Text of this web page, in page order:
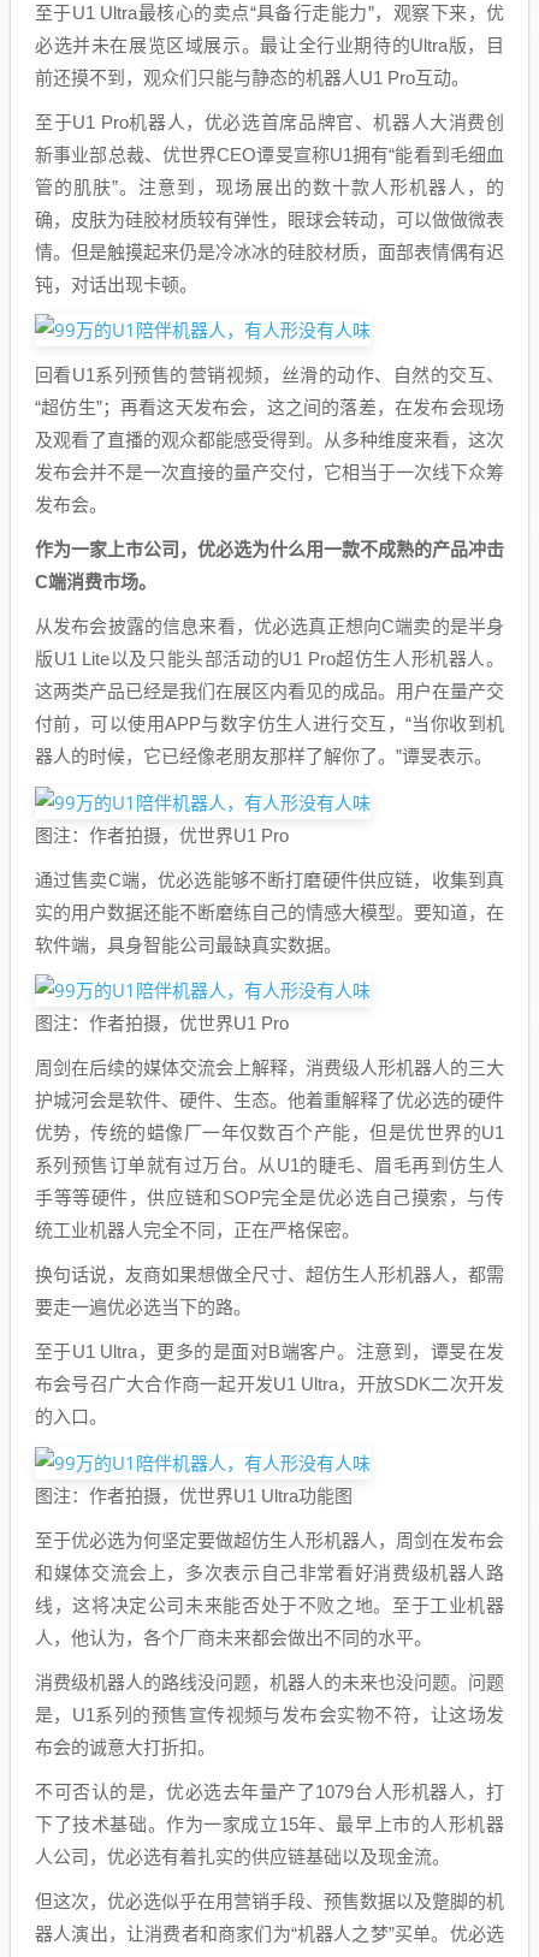
至于U1 Ultra最核心的卖点“具备行走能力”，观察下来，优
必选并未在展览区域展示。最让全行业期待的Ultra版，目
前还摸不到，观众们只能与静态的机器人U1 Pro互动。
至于U1 Pro机器人，优必选首席品牌官、机器人大消费创
新事业部总裁、优世界CEO谭旻宣称U1拥有“能看到毛细血
管的肌肤”。注意到，现场展出的数十款人形机器人，的
确，皮肤为硅胶材质较有弹性，眼球会转动，可以做做微表
情。但是触摸起来仍是冷冰冰的硅胶材质，面部表情偶有迟
钝，对话出现卡顿。
回看U1系列预售的营销视频，丝滑的动作、自然的交互、
“超仿生”；再看这天发布会，这之间的落差，在发布会现场
及观看了直播的观众都能感受得到。从多种维度来看，这次
发布会并不是一次直接的量产交付，它相当于一次线下众筹
发布会。
作为一家上市公司，优必选为什么用一款不成熟的产品冲击
C端消费市场。
从发布会披露的信息来看，优必选真正想向C端卖的是半身
版U1 Lite以及只能头部活动的U1 Pro超仿生人形机器人。
这两类产品已经是我们在展区内看见的成品。用户在量产交
付前，可以使用APP与数字仿生人进行交互，“当你收到机
器人的时候，它已经像老朋友那样了解你了。”谭旻表示。
图注：作者拍摄，优世界U1 Pro
通过售卖C端，优必选能够不断打磨硬件供应链，收集到真
实的用户数据还能不断磨练自己的情感大模型。要知道，在
软件端，具身智能公司最缺真实数据。
图注：作者拍摄，优世界U1 Pro
周剑在后续的媒体交流会上解释，消费级人形机器人的三大
护城河会是软件、硬件、生态。他着重解释了优必选的硬件
优势，传统的蜡像厂一年仅数百个产能，但是优世界的U1
系列预售订单就有过万台。从U1的睫毛、眉毛再到仿生人
手等等硬件，供应链和SOP完全是优必选自己摸索，与传
统工业机器人完全不同，正在严格保密。
换句话说，友商如果想做全尺寸、超仿生人形机器人，都需
要走一遍优必选当下的路。
至于U1 Ultra，更多的是面对B端客户。注意到，谭旻在发
布会号召广大合作商一起开发U1 Ultra，开放SDK二次开发
的入口。
图注：作者拍摄，优世界U1 Ultra功能图
至于优必选为何坚定要做超仿生人形机器人，周剑在发布会
和媒体交流会上，多次表示自己非常看好消费级机器人路
线，这将决定公司未来能否处于不败之地。至于工业机器
人，他认为，各个厂商未来都会做出不同的水平。
消费级机器人的路线没问题，机器人的未来也没问题。问题
是，U1系列的预售宣传视频与发布会实物不符，让这场发
布会的诚意大打折扣。
不可否认的是，优必选去年量产了1079台人形机器人，打
下了技术基础。作为一家成立15年、最早上市的人形机器
人公司，优必选有着扎实的供应链基础以及现金流。
但这次，优必选似乎在用营销手段、预售数据以及蹩脚的机
器人演出，让消费者和商家们为“机器人之梦”买单。优必选